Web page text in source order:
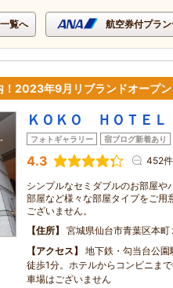
覧へ 航空券付プラ
！2023年9月リブランドオープ
ＫＯＫＯ ＨＯＴＥ
フォトギャラリー 宿ブログ新着あり
4.3 452件
シンプルなセミダブルのお部屋や
部屋など様々な部屋タイプをご用
ございません。
住所
宮城県仙台市青葉区本
アクセス
地下鉄・勾当台公
徒歩1分。ホテルからコンビニま
車場はございません